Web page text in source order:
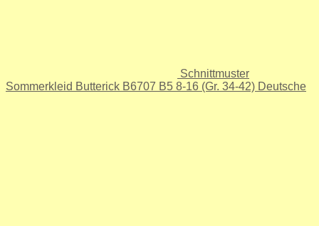
Schnittmuster
Sommerkleid Butterick B6707 B5 8-16 (Gr. 34-42) Deutsche